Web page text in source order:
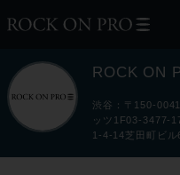
ROCK ON
渋谷：〒150-
ッツ1F03-3477-
1-4-14芝田町ビ